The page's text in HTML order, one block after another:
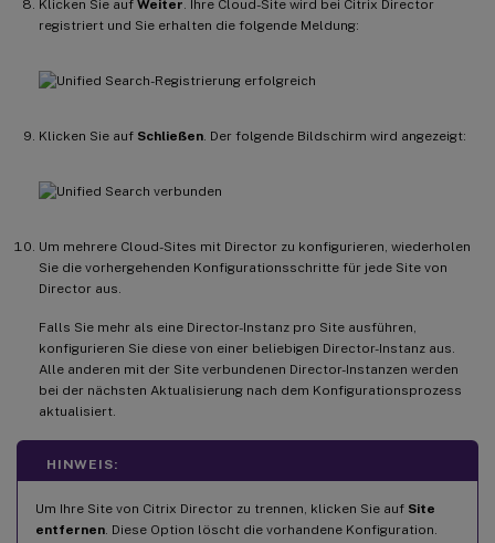
Klicken Sie auf Weiter . Ihre Cloud-Site wird bei Citrix Director
registriert und Sie erhalten die folgende Meldung:
Klicken Sie auf Schließen . Der folgende Bildschirm wird angezeigt:
Um mehrere Cloud-Sites mit Director zu konfigurieren, wiederholen
Sie die vorhergehenden Konfigurationsschritte für jede Site von
Director aus.
Falls Sie mehr als eine Director-Instanz pro Site ausführen,
konfigurieren Sie diese von einer beliebigen Director-Instanz aus.
Alle anderen mit der Site verbundenen Director-Instanzen werden
bei der nächsten Aktualisierung nach dem Konfigurationsprozess
aktualisiert.
HINWEIS:
Um Ihre Site von Citrix Director zu trennen, klicken Sie auf Site
entfernen . Diese Option löscht die vorhandene Konfiguration.